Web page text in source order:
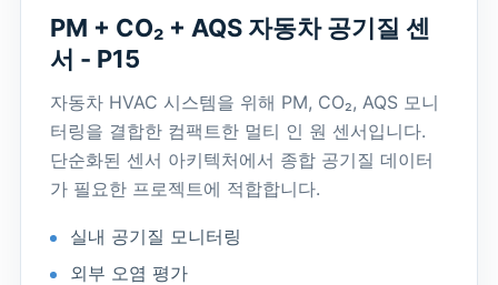
PM + CO₂ + AQS 자동차 공기질 센
서 - P15
자동차 HVAC 시스템을 위해 PM, CO₂, AQS 모니
터링을 결합한 컴팩트한 멀티 인 원 센서입니다.
단순화된 센서 아키텍처에서 종합 공기질 데이터
가 필요한 프로젝트에 적합합니다.
실내 공기질 모니터링
외부 오염 평가